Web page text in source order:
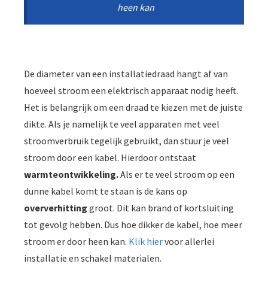
heen kan
De diameter van een installatiedraad hangt af van
hoeveel stroom een elektrisch apparaat nodig heeft.
Het is belangrijk om een draad te kiezen met de juiste
dikte. Als je namelijk te veel apparaten met veel
stroomverbruik tegelijk gebruikt, dan stuur je veel
stroom door een kabel. Hierdoor ontstaat
warmteontwikkeling.Als er te veel stroom op een
dunne kabel komt te staan is de kans op
oververhitting groot. Dit kan brand of kortsluiting
tot gevolg hebben. Dus hoe dikker de kabel, hoe meer
stroom er door heen kan. Klik hiervoor allerlei
installatie en schakel materialen.